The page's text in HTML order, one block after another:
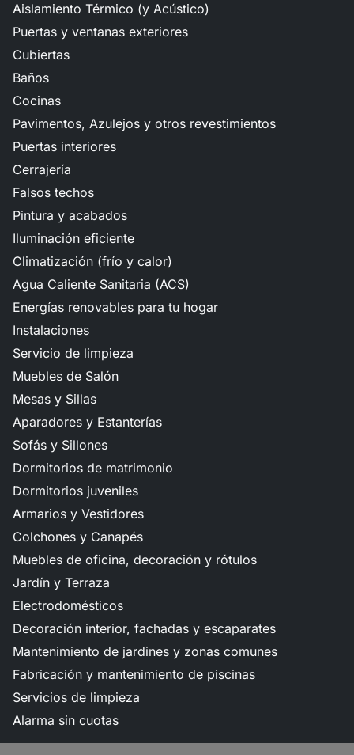
Aislamiento Térmico (y Acústico)
Puertas y ventanas exteriores
Cubiertas
Baños
Cocinas
Pavimentos, Azulejos y otros revestimientos
Puertas interiores
Cerrajería
Falsos techos
Pintura y acabados
Iluminación eficiente
Climatización (frío y calor)
Agua Caliente Sanitaria (ACS)
Energías renovables para tu hogar
Instalaciones
Servicio de limpieza
Muebles de Salón
Mesas y Sillas
Aparadores y Estanterías
Sofás y Sillones
Dormitorios de matrimonio
Dormitorios juveniles
Armarios y Vestidores
Colchones y Canapés
Muebles de oficina, decoración y rótulos
Jardín y Terraza
Electrodomésticos
Decoración interior, fachadas y escaparates
Mantenimiento de jardines y zonas comunes
Fabricación y mantenimiento de piscinas
Servicios de limpieza
Alarma sin cuotas